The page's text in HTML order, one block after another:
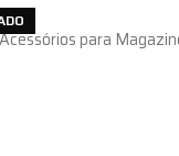
Acessórios para